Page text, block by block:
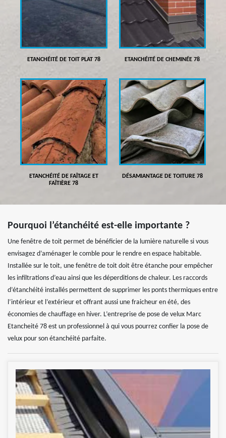
ETANCHÉITÉ DE TOIT PLAT 78 ETANCHÉITÉ DE CHEMINÉE 78
ETANCHÉITÉ DE FAÎTAGE ET
FAÎTIÈRE 78
DÉSAMIANTAGE DE TOITURE 78
Pourquoi l’étanchéité est-elle importante ?
Une fenêtre de toit permet de bénéficier de la lumière naturelle si vous
envisagez d’aménager le comble pour le rendre en espace habitable.
Installée sur le toit, une fenêtre de toit doit être étanche pour empêcher
les infiltrations d’eau ainsi que les déperditions de chaleur. Les raccords
d’étanchéité installés permettent de supprimer les ponts thermiques entre
l’intérieur et l’extérieur et offrant aussi une fraicheur en été, des
économies de chauffage en hiver. L’entreprise de pose de velux Marc
Etancheité 78 est un professionnel à qui vous pourrez confier la pose de
velux pour son étanchéité parfaite.